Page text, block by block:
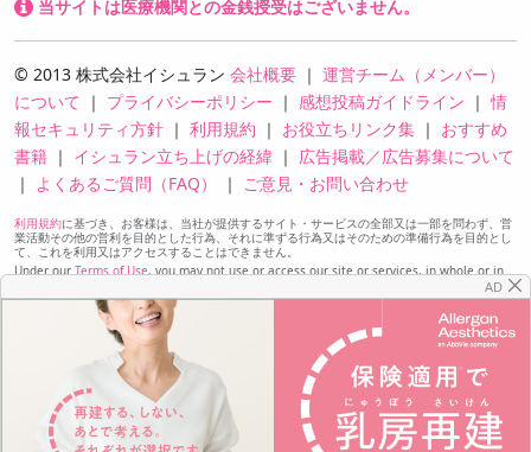
当サイトは医療機関との金銭授受はございません。
© 2013 株式会社イシュラン 会社概要 ｜ 運営チーム（メンバー）
について
｜ プライバシーポリシー ｜ 感想投稿ガイドライン ｜情
報セキュリティ方針 ｜ 利用規約 ｜ お役立ちリンク集 ｜ おすすめ
書籍 ｜ イシュラン立ち上げの経緯 ｜ 広告掲載／広告募集について
｜
よくあるご質問（FAQ） ｜ ご意見・お問い合わせ
利用規約に基づき、お客様は、当社が提供するサイト・サービスの全部又は一部を問わず、営
業活動その他の営利を目的とした行為、それに準ずる行為又はそのための準備行為を目的とし
て、これを利用又はアクセスすることはできません。
Under our Terms of Use, you may not use or access our site or services, in whole or in
part, for the purpose of sales or other commercial activities, comparable activities, or
preparation for any of the foregoing.
AD